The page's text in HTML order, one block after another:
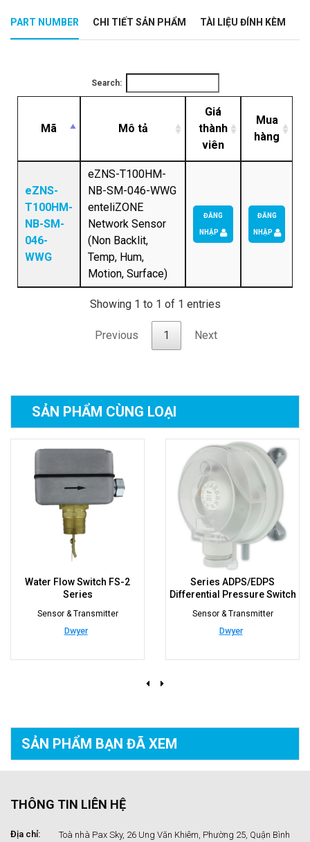
PART NUMBER CHI TIẾT SẢN PHẨM TÀI LIỆU ĐÍNH KÈM
Search:
Mã Mô tả
Giá
thành
viên
Mua
hàng
eZNS-
T100HM-
NB-SM-
046-
WWG
eZNS-T100HM-
NB-SM-046-WWG
enteliZONE
Network Sensor
(Non Backlit,
Temp, Hum,
Motion, Surface)
ĐĂNG
NHẬP
ĐĂNG
NHẬP
Showing 1 to 1 of 1 entries
Previous 1 Next
SẢN PHẨM CÙNG LOẠI
Water Flow Switch FS-2
Series
Sensor & Transmitter
Dwyer
Series ADPS/EDPS
Differential Pressure Switch
Sensor & Transmitter
Dwyer
SẢN PHẨM BẠN ĐÃ XEM
THÔNG TIN LIÊN HỆ
Địa chỉ: Toà nhà Pax Sky, 26 Ung Văn Khiêm, Phường 25, Quận Bình